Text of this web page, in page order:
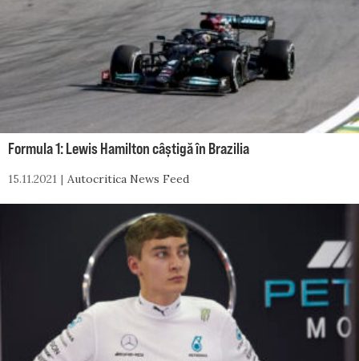
Formula 1: Lewis Hamilton câștigă în Brazilia
15.11.2021 Autocritica News Feed